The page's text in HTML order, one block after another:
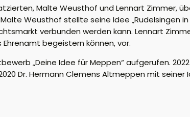
Malte Weusthof und Lennart Zimmer,
Weusthof stellte seine Idee „Rudelsingen in
verbunden werden kann. Lennart
begeistern können, vor.
„Deine Idee für Meppen“ aufgerufen.
Dr. Hermann Clemens Altmeppen mit seiner